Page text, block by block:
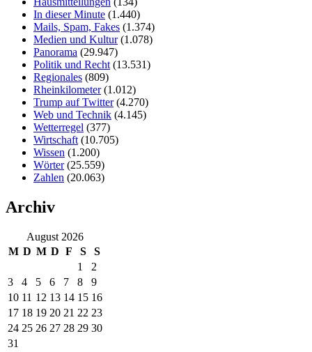
In dieser Minute (1.440)
Mails, Spam, Fakes (1.374)
Medien und Kultur(1.078)
Panorama (29.947)
Politik und Recht (13.531)
Regionales (809)
Rheinkilometer(1.012)
Trump auf Twitter(4.270)
Web und Technik (4.145)
Wetterregel (377)
Wirtschaft (10.705)
Wissen (1.200)
Wörter(25.559)
Zahlen (20.063)
Archiv
August 2026
M D M D F S
S
1
2
3
4 5 6 7 8
9
10 11 12 13 14 15 16
17 18 19 20 21 22 23
24 25 26 27 28 29 30
31